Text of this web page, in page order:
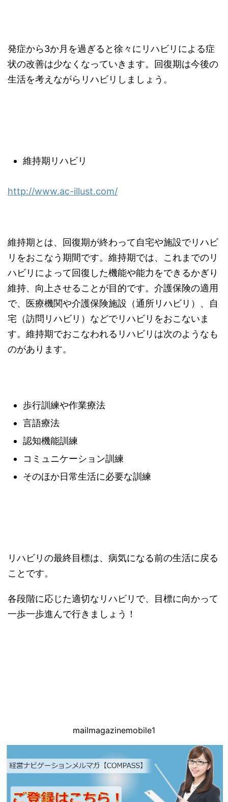
発症から3か月を過ぎると徐々にリハビリによる症
状の改善は少なくなっていきます。回復期は今後の
生活を考えながらリハビリしましょう。
維持期リハビリ
http://www.ac-illust.com/
維持期とは、回復期が終わって自宅や施設でリハビ
リをおこなう期間です。維持期では、これまでのリ
ハビリによって回復した機能や能力をできるかぎり
維持、向上させることが目的です。介護保険の適用
で、医療機関や介護保険施設（通所リハビリ）、自
宅（訪問リハビリ）などでリハビリをおこないま
す。維持期でおこなわれるリハビリは次のようなも
のがあります。
歩行訓練や作業療法
言語療法
認知機能訓練
コミュニケーション訓練
そのほか日常生活に必要な訓練
リハビリの最終目標は、病気になる前の生活に戻る
ことです。
各段階に応じた適切なリハビリで、目標に向かって
一歩一歩進んで行きましょう！
mailmagazinemobile1